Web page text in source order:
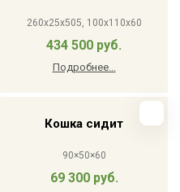
260x25x505, 100x110x60
434 500 руб.
Подробнее...
Кошка сидит
90×50×60
69 300 руб.